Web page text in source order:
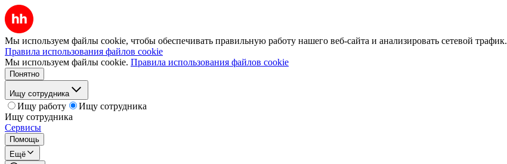
Мы используем файлы cookie, чтобы обеспечивать правильную работу нашего веб-сайта и анализировать сетевой трафик.
Правила использования файлов cookie
Мы используем файлы cookie. Правила использования файлов cookie
Понятно
Ищу сотрудника
Ищу работу
Ищу сотрудника
Ищу сотрудника
Сервисы
Помощь
Ещё